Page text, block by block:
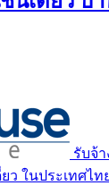
รับจ้
ว ในประเทศไท